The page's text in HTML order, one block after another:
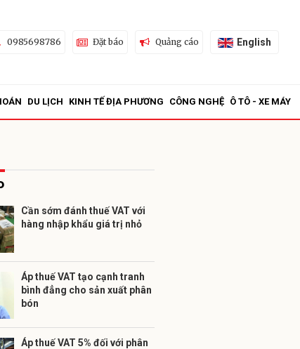
0985698786 Đặt báo Quảng cáo English
DU LỊCH KINH TẾ ĐỊA PHƯƠNG CÔNG NGHỆ Ô TÔ - XE MÁY
Cần sớm đánh thuế VAT với
hàng nhập khẩu giá trị nhỏ
Áp thuế VAT tạo cạnh tranh
bình đẳng cho sản xuất phân
bón
Áp thuế VAT 5% đối với phân